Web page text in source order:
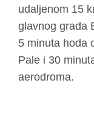
udaljenom 15
glavnog grada
5 minuta hoda
Pale i 30
aerodroma.